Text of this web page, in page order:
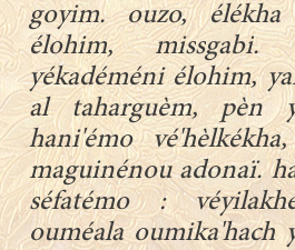
goyim. ouzo,
élohim, missgabi.
yékadéméni élohim,
al taharguèm, pèn
hani'émo
maguinénou adonaï.
séfatémo :
ouméala oumika'hach